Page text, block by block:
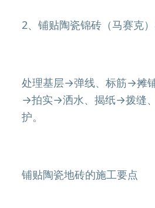
2、铺贴陶瓷锦砖（马赛克）
处理基层→弹线、标筋→摊
→拍实→洒水、揭纸→拨缝
护。
铺贴陶瓷地砖的施工要点